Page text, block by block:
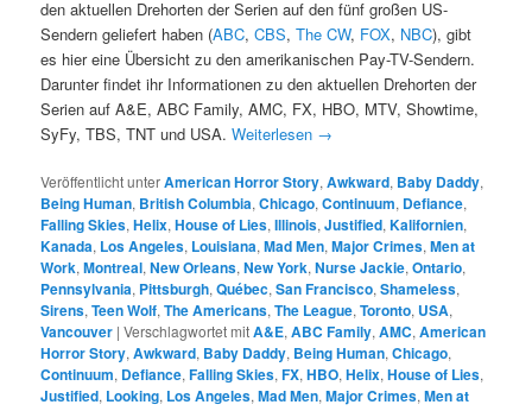
den aktuellen Drehorten der Serien auf den fünf großen US-
Sendern geliefert haben (ABC,CBS,The CW, FOX, NBC), gibt
es hier eine Übersicht zu den amerikanischen Pay-TV-Sendern.
Darunter findet ihr Informationen zu den aktuellen Drehorten der
Serien auf A&E, ABC Family, AMC, FX, HBO, MTV, Showtime,
SyFy, TBS, TNT und USA.Weiterlesen →
Veröffentlicht unterAmerican Horror Story,Awkward, Baby Daddy,
Being Human, British Columbia,Chicago,Continuum, Defiance,
Falling Skies,Helix,House of Lies,Illinois,Justified,Kalifornien,
Kanada, Los Angeles, Louisiana,Mad Men,Major Crimes,Men at
Work,Montreal,New Orleans,New York,Nurse Jackie,Ontario,
Pennsylvania, Pittsburgh,Québec,San Francisco,Shameless,
Sirens,Teen Wolf,The Americans,The League,Toronto, USA,
Vancouver |Verschlagwortet mitA&E,ABC Family,AMC,American
Horror Story,Awkward, Baby Daddy, Being Human,Chicago,
Continuum, Defiance,Falling Skies,FX,HBO,Helix,House of Lies,
Justified, Looking, Los Angeles,Mad Men,Major Crimes,Men at